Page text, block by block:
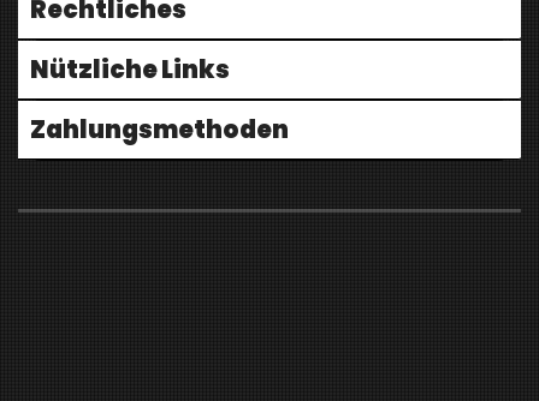
Rechtliches
Nützliche Links
Zahlungsmethoden